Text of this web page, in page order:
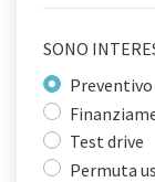
SONO
Preventivo
Test drive
Permuta